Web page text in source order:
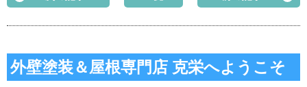
外壁塗装＆屋根専門店 克栄へようこそ